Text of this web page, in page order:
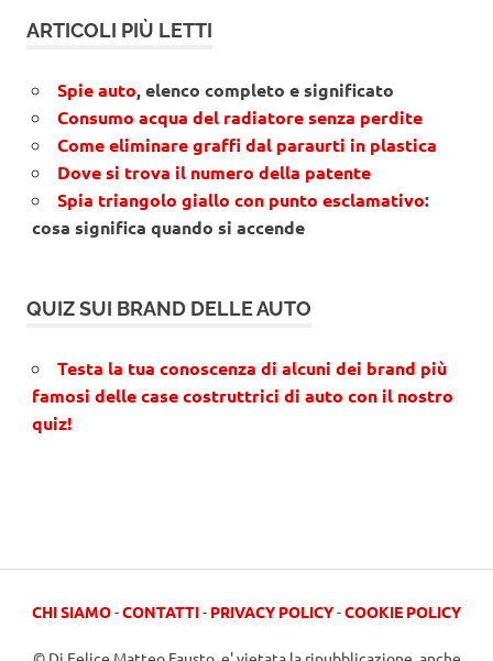
ARTICOLI PIÙ LETTI
Spie auto, elenco completo e significato
Consumo acqua del radiatore senza perdite
Come eliminare graffi dal paraurti in plastica
Dove si trova il numero della patente
Spia triangolo giallo con punto esclamativo:
cosa significa quando si accende
QUIZ SUI BRAND DELLE AUTO
Testa la tua conoscenza di alcuni dei brand più
famosi delle case costruttrici di auto con il nostro
quiz!
CHI SIAMO-CONTATTI- PRIVACY POLICY-COOKIE POLICY